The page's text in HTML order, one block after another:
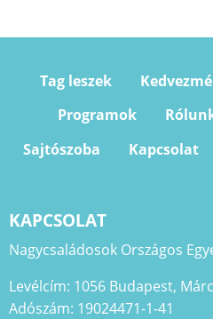
Tag leszek
Programok
Sajtószoba
Kapcsolat
KAPCSOLAT
Nagycsaládosok Országos
Levélcím: 1056 Budapest,
Adószám: 19024471-1-41